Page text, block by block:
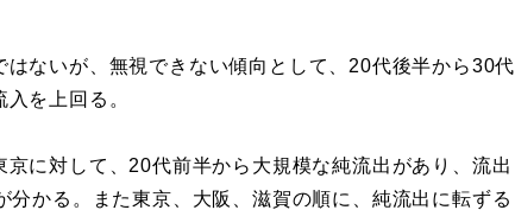
ないが、無視できない傾向として、20代後半から30代
を上回る。
に対して、20代前半から大規模な純流出があり、流出
かる。また東京、大阪、滋賀の順に、純流出に転ずる